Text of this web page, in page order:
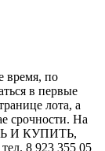
время, по
в первые
лота, а
срочности. На
И КУПИТЬ,
8 923 355 05